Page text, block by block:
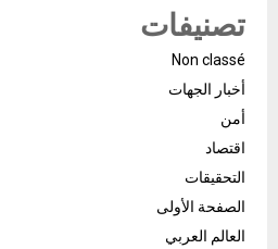
تصنيفات
Non classé
أخبار الجهات
أمن
اقتصاد
التحقيقات
الصفحة الأولى
العالم العربي